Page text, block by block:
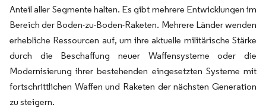
Anteil aller Segmente halten. Es gibt mehrere Entwicklungen im
Bereich der Boden-zu-Boden-Raketen. Mehrere Länder wenden
erhebliche Ressourcen auf, um ihre aktuelle militärische Stärke
durch die Beschaffung neuer Waffensysteme oder die
Modernisierung ihrer bestehenden eingesetzten Systeme mit
fortschrittlichen Waffen und Raketen der nächsten Generation
zu steigern.